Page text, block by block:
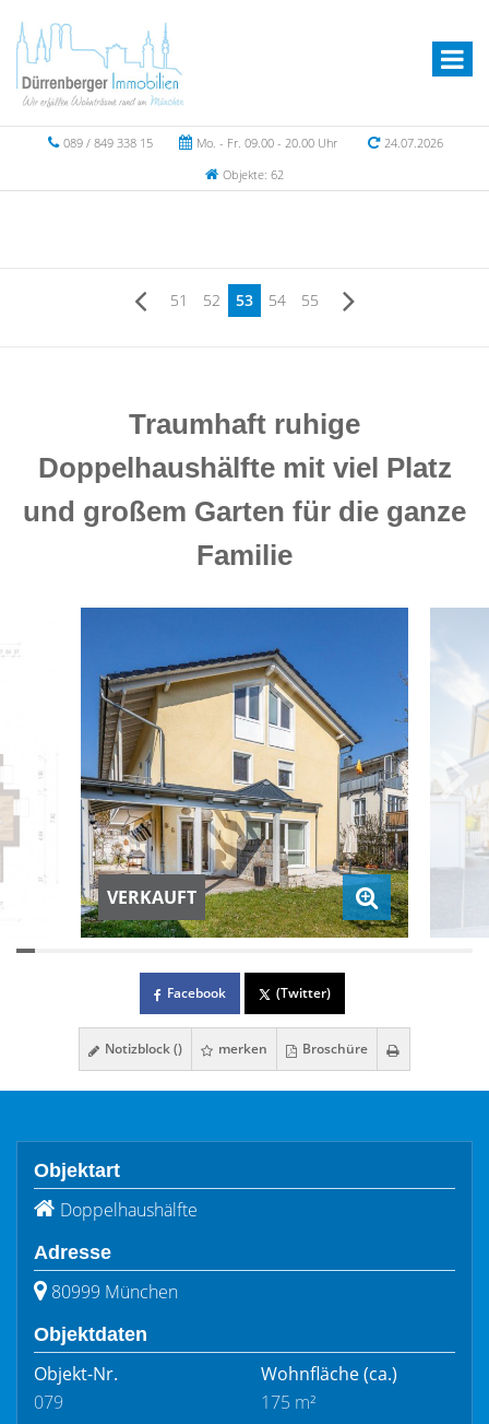
089 / 849 338 15 Mo. - Fr. 09.00 - 20.00 Uhr
24.07.2026
Objekte: 62
51 52 53 54 55
Traumhaft ruhige
Doppelhaushälfte mit viel Platz
und großem Garten für die ganze
Familie
VERKAUFT
Facebook (Twitter)
Notizblock () merken Broschüre
Objektart
Doppelhaushälfte
Adresse
80999 München
Objektdaten
Objekt-Nr.
079
Wohnfläche(ca.)
175 m²